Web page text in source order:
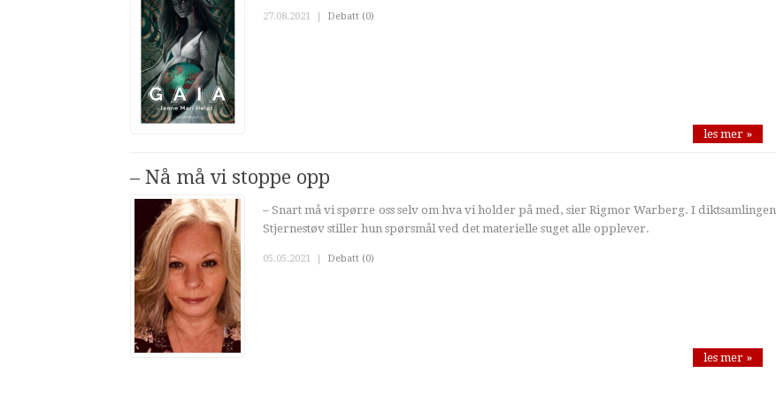
27.08.2021 Debatt (0)
les mer »
– Nå må vi stoppe opp
– Snart må vi spørre oss selv om hva vi holder på med, sier Rigmor Warberg. I diktsamlingen
Stjernestøv stiller hun spørsmål ved det materielle suget alle opplever.
05.05.2021 | Debatt (0)
les mer »